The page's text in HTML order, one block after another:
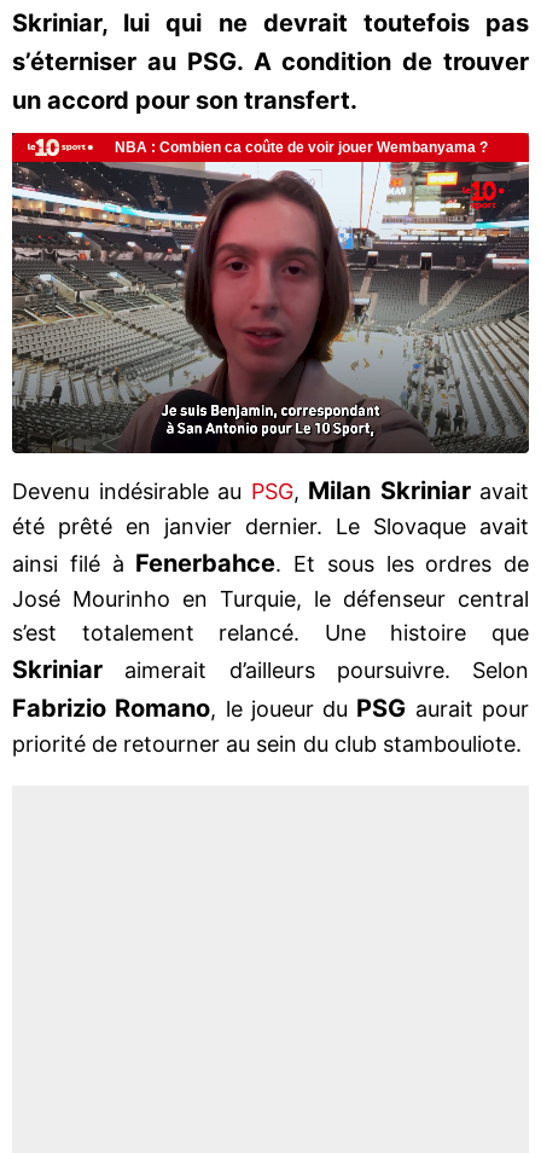
Skriniar, lui qui ne devrait toutefois pas
s’éterniser au PSG. A condition de trouver
un accord pour son transfert.
Devenu indésirable au PSG, Milan Skriniaravait
été prêté en janvier dernier. Le Slovaque avait
ainsi filé à Fenerbahce. Et sous les ordres de
José Mourinho en Turquie, le défenseur central
s’est totalement relancé. Une histoire que
Skriniar aimerait d’ailleurs poursuivre. Selon
Fabrizio Romano, le joueur du PSG aurait pour
priorité de retourner au sein du club stambouliote.